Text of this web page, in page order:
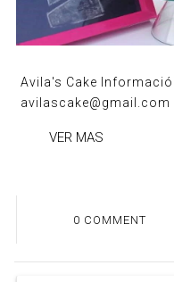
Avila's Cake
avilascake@gmail.com
VER MAS
0 COMMENT